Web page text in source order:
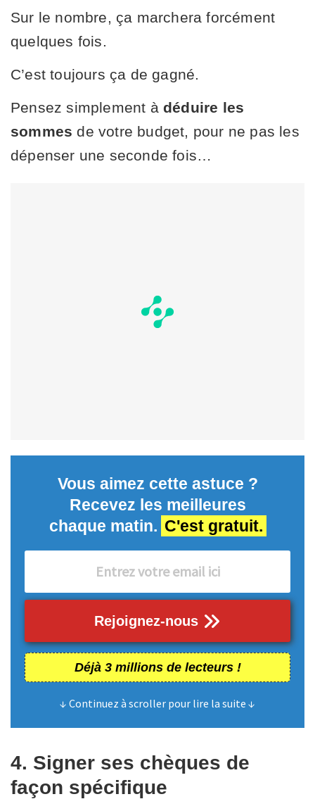
Sur le nombre, ça marchera forcément
quelques fois.
C’est toujours ça de gagné.
Pensez simplement à déduire les
sommes de votre budget, pour ne pas les
dépenser une seconde fois…
Vous aimez cette astuce ?
Recevez les meilleures
chaque matin. C'est gratuit.
Rejoignez-nous
Déjà 3 millions de lecteurs !
↓ Continuez à scroller pour lire la suite ↓
4. Signer ses chèques de
façon spécifique